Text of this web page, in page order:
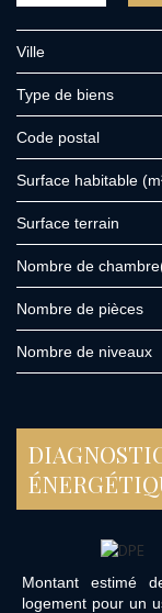
Ville
Type de biens
Code postal
Surface habitable
surface terrain
Nombre de
Nombre de pièces
Nombre de niveaux
DIAGNOSTICS DE PERFORMANCE
Montant estimé
logement pour un